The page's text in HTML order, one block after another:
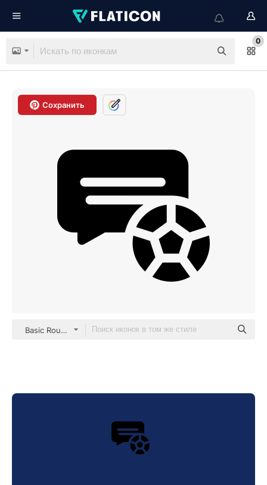
0
Сохранить
Basic Rounded Filled